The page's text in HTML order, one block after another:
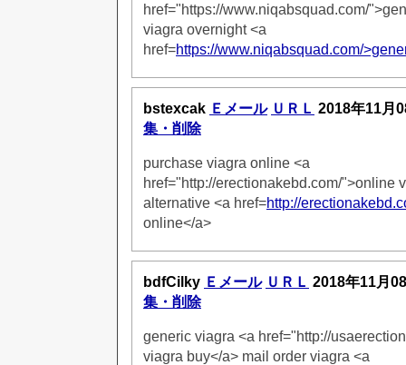
href="https://www.niqabsquad.com/
viagra overnight <a
href=https://www.niqabsquad.com/
bstexcak Ｅメール ＵＲＬ 2018年11月
集・削除
purchase viagra online <a
href="http://erectionakebd.com/">online
alternative <a href=http://
online</a>
bdfCilky Ｅメール ＵＲＬ 2018年11月
集・削除
generic viagra <a href="http://
viagra buy</a> mail order viagra <a